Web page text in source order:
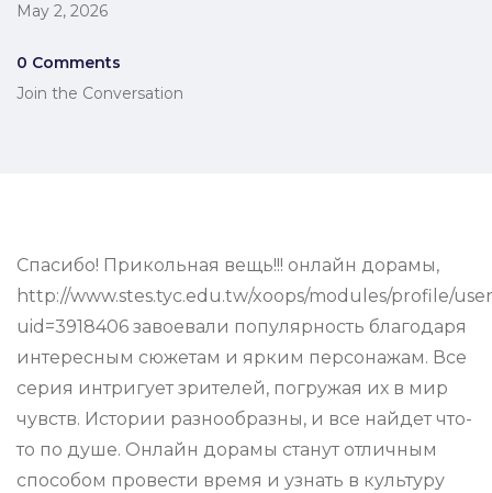
May 2, 2026
0 Comments
Join the Conversation
Спасибо! Прикольная вещь!!! онлайн дорамы,
http://www.stes.tyc.edu.tw/xoops/modules/profile/
uid=3918406 завоевали популярность благодаря
интересным сюжетам и ярким персонажам. Все
серия интригует зрителей, погружая их в мир
чувств. Истории разнообразны, и все найдет что-
то по душе. Онлайн дорамы станут отличным
способом провести время и узнать в культуру